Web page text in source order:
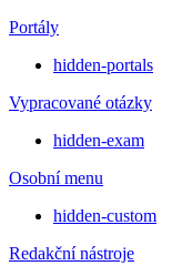
Portály
hidden-portals
Vypracované otázky
hidden-exam
Osobní menu
hidden-custom
Redakční nástroje